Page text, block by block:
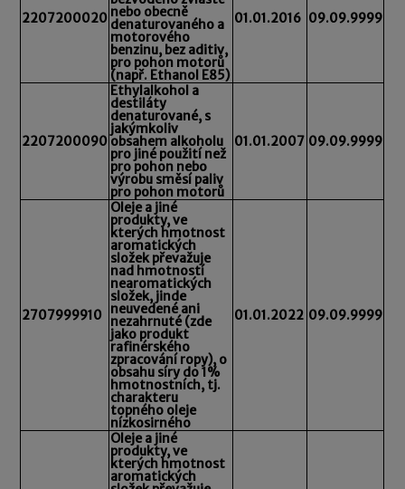
2207200020 nebo obecně
denaturovaného a
motorového
benzinu, bez aditiv,
pro pohon motorů
(např. Ethanol E85)
01.01.2016 09.09.9999
2207200090
Ethylalkohol a
destiláty
denaturované, s
jakýmkoliv
obsahem alkoholu
pro jiné použití než
pro pohon nebo
výrobu směsí paliv
pro pohon motorů
01.01.2007 09.09.9999
2707999910
Oleje a jiné
produkty, ve
kterých hmotnost
aromatických
složek převažuje
nad hmotností
nearomatických
složek, jinde
neuvedené ani
nezahrnuté (zde
jako produkt
rafinérského
zpracování ropy), o
obsahu síry do 1%
hmotnostních, tj.
charakteru
topného oleje
nízkosirného
01.01.2022 09.09.9999
Oleje a jiné
produkty, ve
kterých hmotnost
aromatických